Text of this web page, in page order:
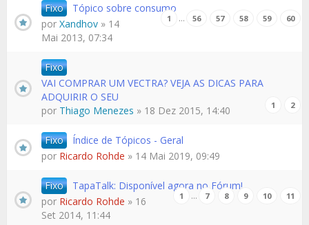
Fixo Tópico sobre consumo
1 … 56 57 58 59 60
por Xandhov » 14
Mai 2013, 07:34
Fixo
VAI COMPRAR UM VECTRA? VEJA AS DICAS PARA
ADQUIRIR O SEU
1 2
por Thiago Menezes » 18 Dez 2015, 14:40
Fixo
Índice de Tópicos - Geral
por Ricardo Rohde » 14 Mai 2019, 09:49
Fixo TapaTalk: Disponível agora no Fórum!
1 … 7 8 9 10 11
por Ricardo Rohde » 16
Set 2014, 11:44